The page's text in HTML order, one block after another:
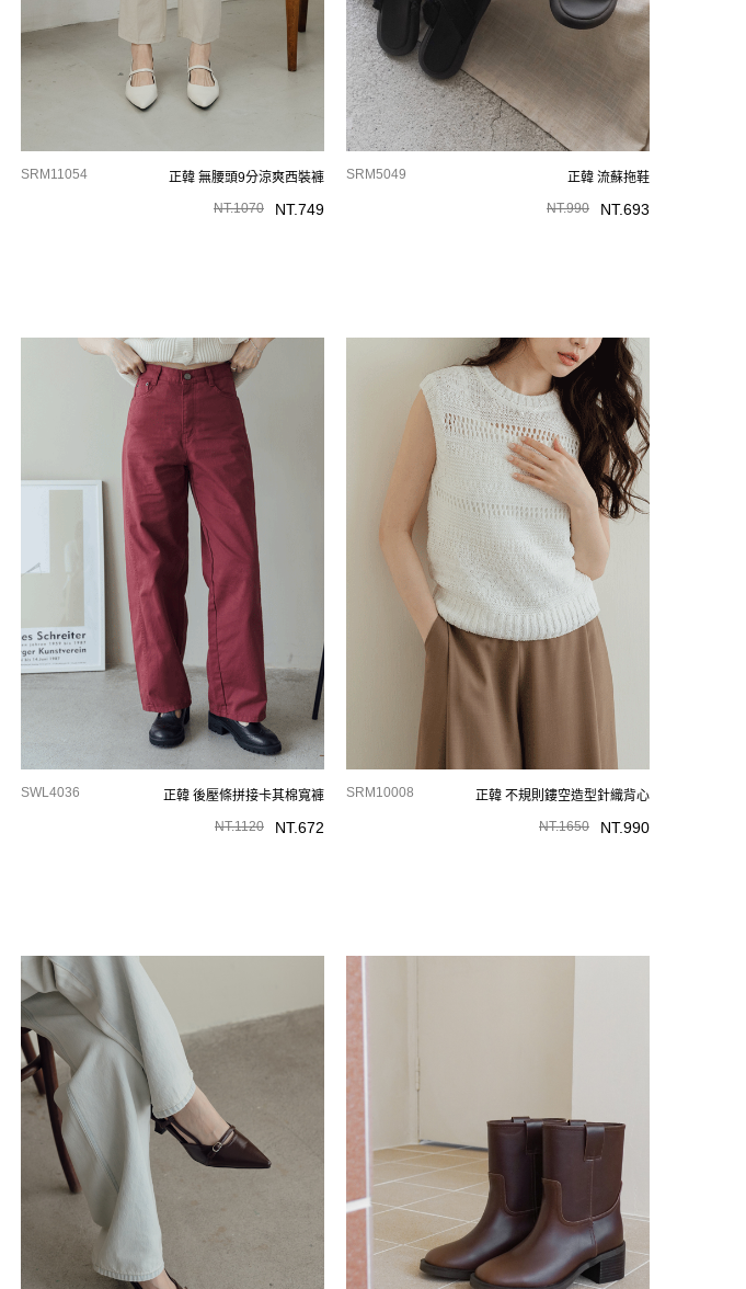
正韓 無腰頭9分涼爽西裝褲
SRM11054
NT.749
NT.1070
正韓 流蘇拖鞋
SRM5049
NT.693
NT.990
正韓 後壓條拼接卡其棉寬褲
SWL4036
NT.672
NT.1120
正韓 不規則鏤空造型針織背心
SRM10008
NT.990
NT.1650